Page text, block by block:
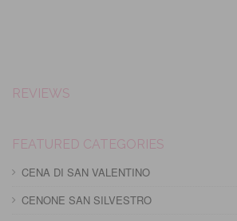
REVIEWS
FEATURED CATEGORIES
CENA DI SAN VALENTINO
CENONE SAN SILVESTRO